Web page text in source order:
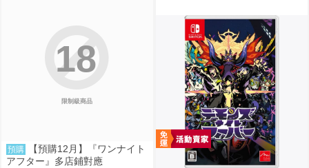
限制級商品
18
預購
【預購12月】『ワンナイト
アフター』多店鋪對應